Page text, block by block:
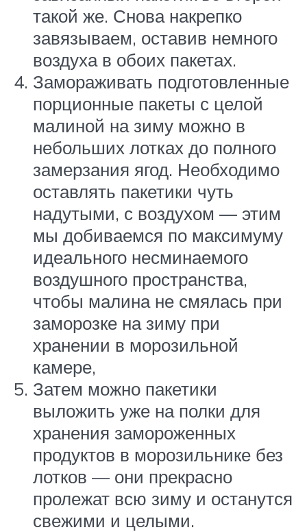
такой же. Снова накрепко
завязываем, оставив немного
воздуха в обоих пакетах.
Замораживать подготовленные
порционные пакеты с целой
малиной на зиму можно в
небольших лотках до полного
замерзания ягод. Необходимо
оставлять пакетики чуть
надутыми, с воздухом — этим
мы добиваемся по максимуму
идеального несминаемого
воздушного пространства,
чтобы малина не смялась при
заморозке на зиму при
хранении в морозильной
камере,
Затем можно пакетики
выложить уже на полки для
хранения замороженных
продуктов в морозильнике без
лотков — они прекрасно
пролежат всю зиму и останутся
свежими и целыми.